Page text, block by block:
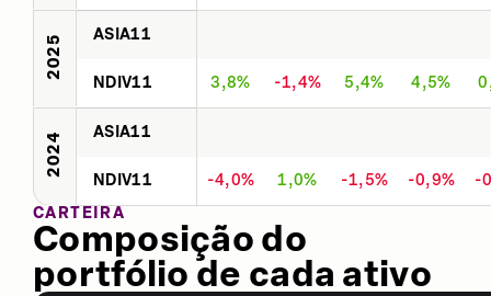
2025 ASIA11
NDIV11 3,8% -1,4% 5,4% 4,5%
2024 ASIA11
NDIV11 -4,0% 1,0% -1,5% -0,9%
-
CARTEIRA
Composição do
portfólio de cada ativo